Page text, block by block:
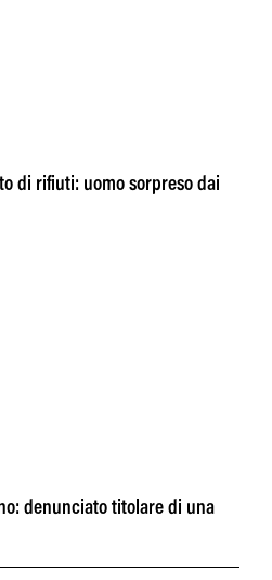
di rifiuti: uomo sorpreso dai
denunciato titolare di una